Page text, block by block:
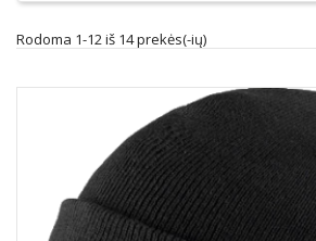
Rodoma 1-12 iš 14 prekės(-ių)